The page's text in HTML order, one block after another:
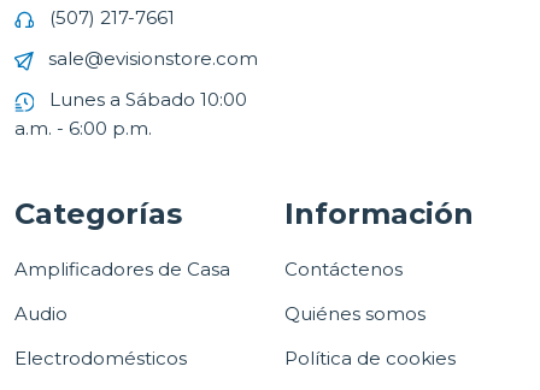
(507) 217-7661
sale@evisionstore.com
Lunes a Sábado 10:00
a.m. - 6:00 p.m.
Categorías
Amplificadores de Casa
Audio
Electrodomésticos
Información
Contáctenos
Quiénes somos
Política de cookies